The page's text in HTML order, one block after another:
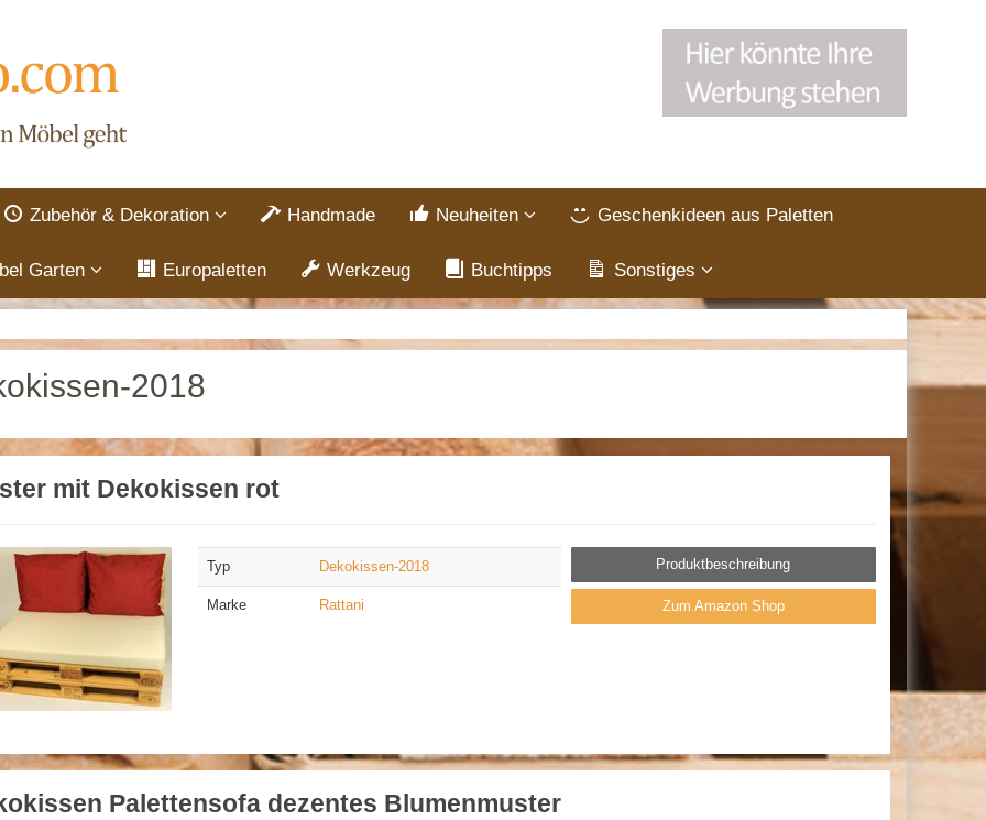
Zubehör & Dekoration Handmade Neuheiten Geschenkideen aus Paletten
Garten Europaletten Werkzeug Buchtipps Sonstiges
2018
mit Dekokissen rot
Typ Dekokissen-2018
Marke Rattani
Produktbeschreibung
Zum Amazon Shop
Palettensofa dezentes Blumenmuster